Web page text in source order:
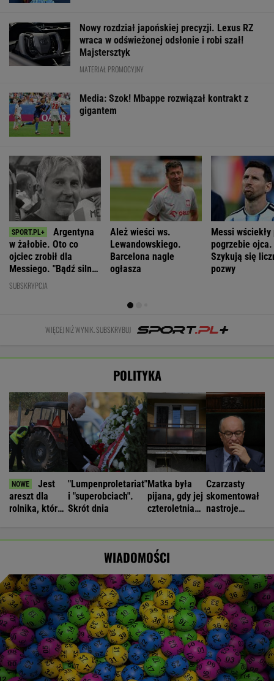
Nowy rozdział japońskiej precyzji. Lexus RZ
wraca w odświeżonej odsłonie i robi szał!
Majstersztyk
MATERIAŁ PROMOCYJNY
Media: Szok! Mbappe rozwiązał kontrakt z
gigantem
Argentyna
w żałobie. Oto co
ojciec zrobił dla
Messiego. "Bądź silny,
Leo"
SUBSKRYPCJA
Ależ wieści ws.
Lewandowskiego.
Barcelona nagle
ogłasza
Messi wściekły
pogrzebie ojca.
Szykują się
pozwy
WIĘCEJ NIŻ WYNIK. SUBSKRYBUJ
POLITYKA
Jest
areszt dla
rolnika, który
"Lumpenproletariat"
i "superobciach".
Skrót dnia
Matka była
pijana, gdy jej
czteroletnia
Czarzasty
skomentował
nastroje
WIADOMOŚCI